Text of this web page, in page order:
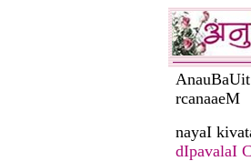
rcanaaeM
nayaI
dIpavalaI